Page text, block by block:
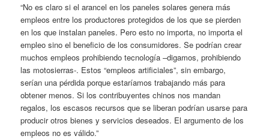
“No es claro si el arancel en los paneles solares genera más
empleos entre los productores protegidos de los que se pierden
en los que instalan paneles. Pero esto no importa, no importa el
empleo sino el beneficio de los consumidores. Se podrían crear
muchos empleos prohibiendo tecnología –digamos, prohibiendo
las motosierras-. Estos “empleos artificiales”, sin embargo,
serían una pérdida porque estaríamos trabajando más para
obtener menos. Si los contribuyentes chinos nos mandan
regalos, los escasos recursos que se liberan podrían usarse para
producir otros bienes y servicios deseados. El argumento de los
empleos no es válido.”